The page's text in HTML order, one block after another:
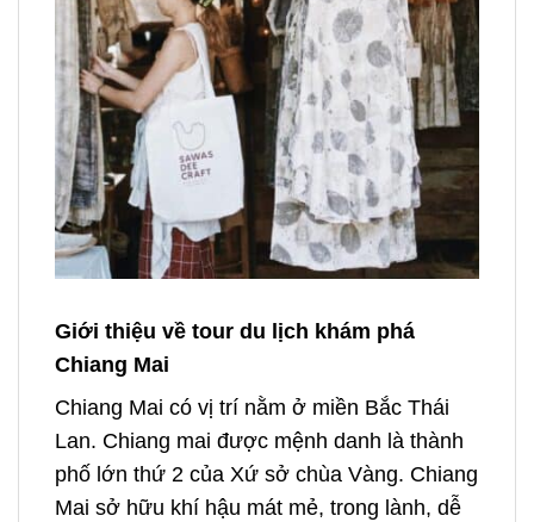
Giới thiệu về tour du lịch khám phá
Chiang Mai
Chiang Mai có vị trí nằm ở miền Bắc Thái
Lan. Chiang mai được mệnh danh là thành
phố lớn thứ 2 của Xứ sở chùa Vàng. Chiang
Mai sở hữu khí hậu mát mẻ, trong lành, dễ